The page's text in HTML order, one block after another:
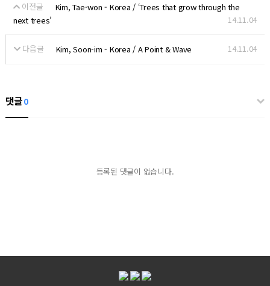
이전글
Kim, Tae-won - Korea / ‘Trees that grow through the
next trees’
14.11.04
다음글 Kim, Soon-im - Korea / A Point & Wave 14.11.04
댓글0
등록된 댓글이 없습니다.